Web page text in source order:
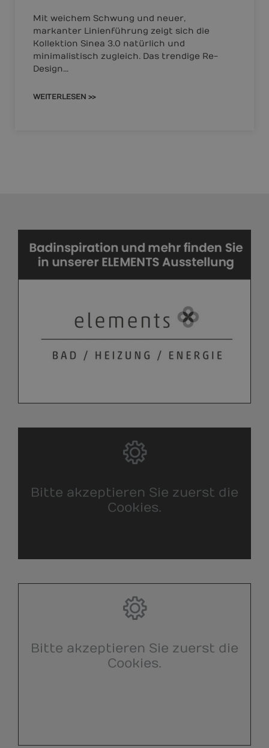
Mit weichem Schwung und neuer,
markanter Linienführung zeigt sich die
Kollektion Sinea 3.0 natürlich und
minimalistisch zugleich. Das trendige Re-
Design…
WEITERLESEN >>
Bitte akzeptieren Sie zuerst die
Cookies.
Bitte akzeptieren Sie zuerst die
Cookies.